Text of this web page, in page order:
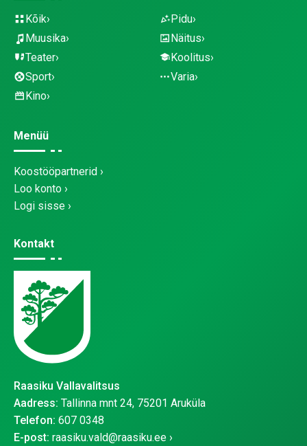
Kõik
Muusika
Teater
Sport
Kino
Pidu
Näitus
Koolitus
Varia
Menüü
Koostööpartnerid
Loo konto
Logi sisse
Kontakt
Raasiku Vallavalitsus
Aadress: Tallinna mnt 24, 75201 Aruküla
Telefon: 607 0348
E-post: raasiku.vald@raasiku.ee